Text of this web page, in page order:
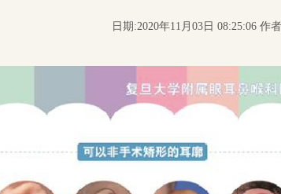
日期:2020年11月03日 08:25:06 作